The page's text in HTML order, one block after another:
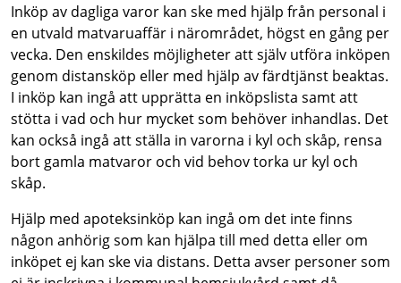
Inköp av dagliga varor kan ske med hjälp från personal i
en utvald matvaruaffär i närområdet, högst en gång per
vecka. Den enskildes möjligheter att själv utföra inköpen
genom distansköp eller med hjälp av färdtjänst beaktas.
I inköp kan ingå att upprätta en inköpslista samt att
stötta i vad och hur mycket som behöver inhandlas. Det
kan också ingå att ställa in varorna i kyl och skåp, rensa
bort gamla matvaror och vid behov torka ur kyl och
skåp.
Hjälp med apoteksinköp kan ingå om det inte finns
någon anhörig som kan hjälpa till med detta eller om
inköpet ej kan ske via distans. Detta avser personer som